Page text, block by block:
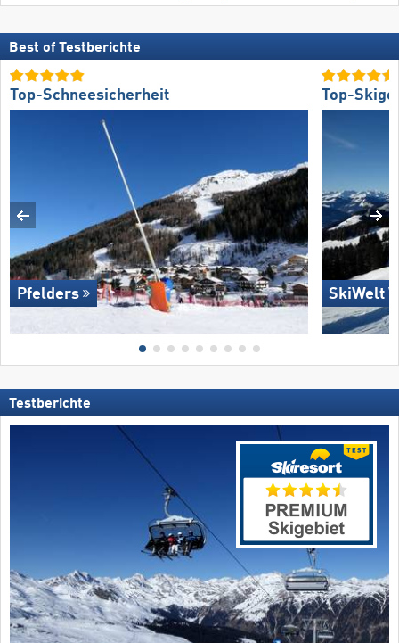
Best of Testberichte
Top-Schneesicherheit
Pfelders
Top-
SkiWelt
Testberichte